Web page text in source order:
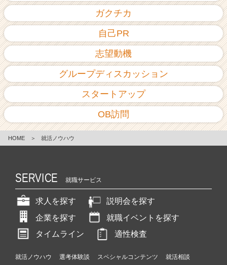
ガクチカ
自己PR
志望動機
グループディスカッション
スタートアップ
OB訪問
HOME ＞ 就活ノウハウ
SERVICE 就職サービス
求人を探す
説明会を探す
企業を探す
就職イベントを探す
タイムライン
適性検査
就活ノウハウ 選考体験談 スペシャルコンテンツ
就活相談